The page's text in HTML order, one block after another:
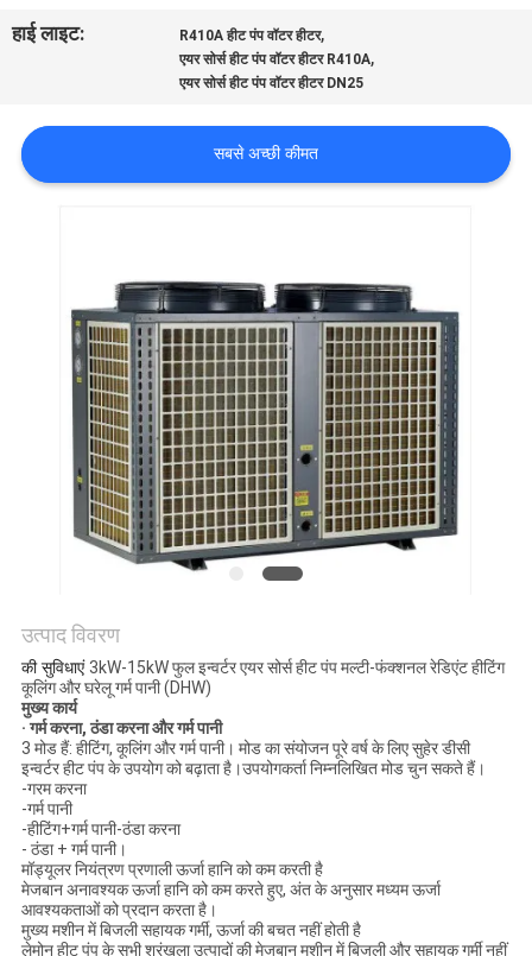
हमसे
करें
अनुरोध
गोपनीयता
नीति
हाई लाइट:
R410A हीट पंप वॉटर हीटर,
एयर सोर्स हीट पंप वॉटर हीटर R410A,
एयर सोर्स हीट पंप वॉटर हीटर DN25
सबसे अच्छी कीमत
उत्पाद विवरण
की सुविधाएं 3kW-15kW फुल इन्वर्टर एयर सोर्स हीट पंप मल्टी-फंक्शनल रेडिएंट हीटिंग
कूलिंग और घरेलू गर्म पानी (DHW)
मुख्य कार्य
· गर्म करना, ठंडा करना और गर्म पानी
3 मोड हैं: हीटिंग, कूलिंग और गर्म पानी। मोड का संयोजन पूरे वर्ष के लिए सुहेर डीसी
इन्वर्टर हीट पंप के उपयोग को बढ़ाता है।उपयोगकर्ता निम्नलिखित मोड चुन सकते हैं।
-गरम करना
-गर्म पानी
-हीटिंग+गर्म पानी-ठंडा करना
- ठंडा + गर्म पानी।
मॉड्यूलर नियंत्रण प्रणाली ऊर्जा हानि को कम करती है
मेजबान अनावश्यक ऊर्जा हानि को कम करते हुए, अंत के अनुसार मध्यम ऊर्जा
आवश्यकताओं को प्रदान करता है।
मुख्य मशीन में बिजली सहायक गर्मी, ऊर्जा की बचत नहीं होती है
लेमोन हीट पंप के सभी श्रृंखला उत्पादों की मेजबान मशीन में बिजली और सहायक गर्मी नहीं